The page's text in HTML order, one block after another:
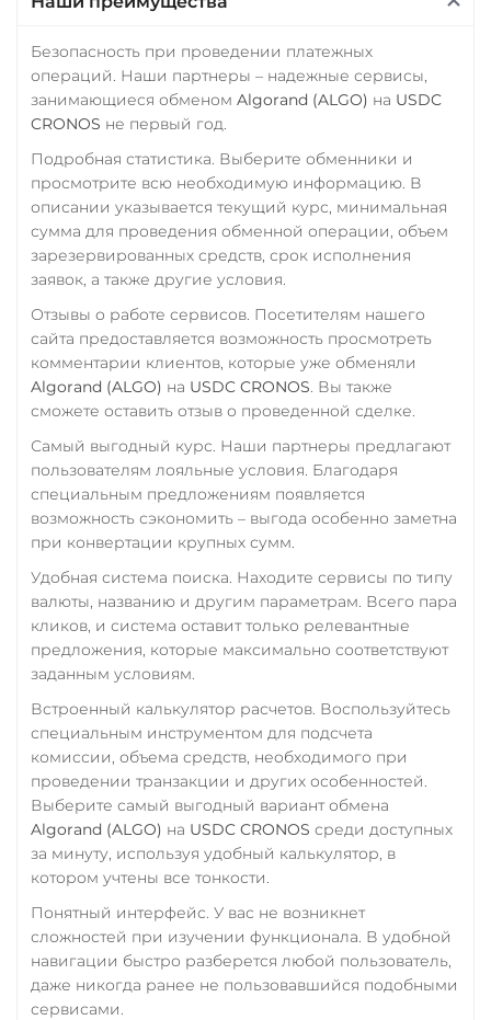
SOL
POL
ARB
AVAXC
OP
TON
NEAR
Tezos (XTZ)
THETA
Tornado Cash (TORN)
ERC20 TRC20 BEP
TRUMP
Uniswap (UNI)
ERC20
USD Coin (USDC)
ERC20
NEAR
Utopia USD (UUSD)
Verge (XVG)
WAVES
Wrapped Bitcoin (WBTC)
ERC20
Yearn.finance (YFI)
Почта Банк RUB
Приват24
Промсвязьбанк RUB
ПУМБ UAH
Райффайзен
RUB UAH
РНКБ RUB
Росбанк RUB
Россельхоз банк RUB
Русский Стандарт RUB
Сбербанк
RUB QR RUB
СБП RUB
UAH EUR
Тинькофф
УкрСиббанк UAH
Фридом Банк KZT
Центр Кредит KZT
Элкарт KGS
Безопасность при проведении платежных
операций. Наши партнеры – надежные сервисы,
занимающиеся обменом Algorand (ALGO) на USDC
CRONOS не первый год.
Подробная статистика. Выберите обменники и
просмотрите всю необходимую информацию. В
описании указывается текущий курс, минимальная
сумма для проведения обменной операции, объем
зарезервированных средств, срок исполнения
заявок, а также другие условия.
Отзывы о работе сервисов. Посетителям нашего
сайта предоставляется возможность просмотреть
комментарии клиентов, которые уже обменяли
Algorand (ALGO) на USDC CRONOS. Вы также
сможете оставить отзыв о проведенной сделке.
Самый выгодный курс. Наши партнеры предлагают
пользователям лояльные условия. Благодаря
специальным предложениям появляется
возможность сэкономить – выгода особенно заметна
при конвертации крупных сумм.
Удобная система поиска. Находите сервисы по типу
валюты, названию и другим параметрам. Всего пара
кликов, и система оставит только релевантные
предложения, которые максимально соответствуют
заданным условиям.
Встроенный калькулятор расчетов. Воспользуйтесь
специальным инструментом для подсчета
комиссии, объема средств, необходимого при
проведении транзакции и других особенностей.
Выберите самый выгодный вариант обмена
Algorand (ALGO) на USDC CRONOS среди доступных
за минуту, используя удобный калькулятор, в
котором учтены все тонкости.
Понятный интерфейс. У вас не возникнет
сложностей при изучении функционала. В удобной
навигации быстро разберется любой пользователь,
даже никогда ранее не пользовавшийся подобными
сервисами.